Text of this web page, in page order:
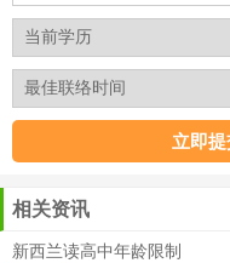
相关资讯
新西兰读高中年龄限制